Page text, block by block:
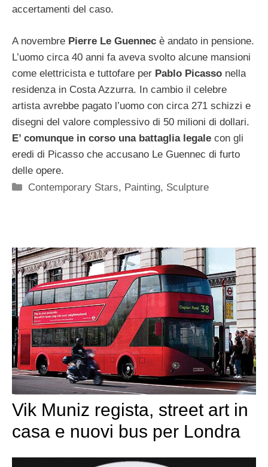
accertamenti del caso.
A novembre Pierre Le Guennec è andato in pensione.
L’uomo circa 40 anni fa aveva svolto alcune mansioni
come elettricista e tuttofare per Pablo Picasso nella
residenza in Costa Azzurra. In cambio il celebre
artista avrebbe pagato l’uomo con circa 271 schizzi e
disegni del valore complessivo di 50 milioni di dollari.
E’ comunque in corso una battaglia legale con gli
eredi di Picasso che accusano Le Guennec di furto
delle opere.
Categorie
Contemporary Stars, Painting, Sculpture
Vik Muniz regista, street art in
casa e nuovi bus per Londra